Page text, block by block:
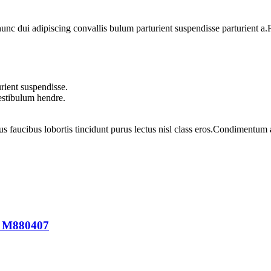
dui adipiscing convallis bulum parturient suspendisse parturient
suspendisse.
hendre.
faucibus lobortis tincidunt purus lectus nisl class